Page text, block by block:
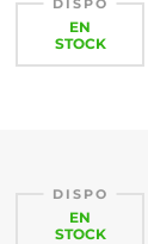
DISPO
EN
STOCK
DISPO
EN
STOCK